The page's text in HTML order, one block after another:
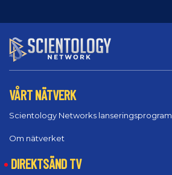
VÅRT NÄTVERK
Scientology Networks lanseringsprogram
Om nätverket
DIREKTSÄND TV